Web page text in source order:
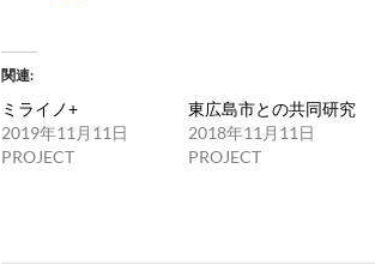
関連
ミライノ+
2019年11月11日
PROJECT
東広島市との共同研究
2018年11月11日
PROJECT